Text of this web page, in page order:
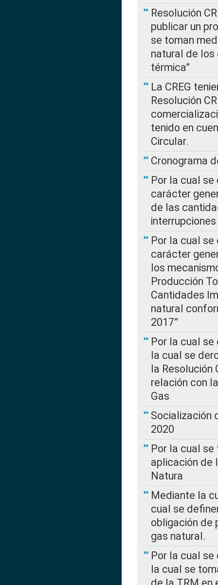
Resolución
publicar un
se toman
natural de los
térmica”
La CREG
Resolución
tenido en
Circular.
Cronograma
Por la cual
carácter
de las
Por la cual
carácter
los
Producción
Cantidades
natural
2017”
Por la cual
la cual se
la Resolución
relación con
Gas
Socialización
2020
Por la cual
aplicación de
Natura
Mediante la
cual se
obligación de
gas natural.
Por la cual se
la cual se